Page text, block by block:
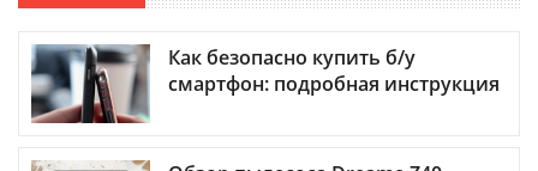
Как безопасно купить б/у
смартфон: подробная инструкция